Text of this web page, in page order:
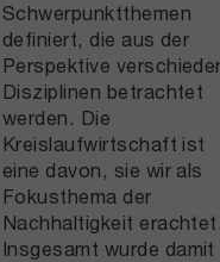
Schwerpunktthemen
definiert, die aus der
Perspektive
Disziplinen betrachtet
werden. Die
Kreislaufwirtschaft ist
eine davon, sie wir als
Fokusthema der
Nachhaltigkeit
Insgesamt wurde damit